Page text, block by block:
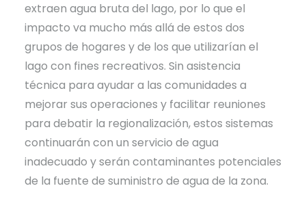
extraen agua bruta del lago, por lo que el
impacto va mucho más allá de estos dos
grupos de hogares y de los que utilizarían el
lago con fines recreativos. Sin asistencia
técnica para ayudar a las comunidades a
mejorar sus operaciones y facilitar reuniones
para debatir la regionalización, estos sistemas
continuarán con un servicio de agua
inadecuado y serán contaminantes potenciales
de la fuente de suministro de agua de la zona.